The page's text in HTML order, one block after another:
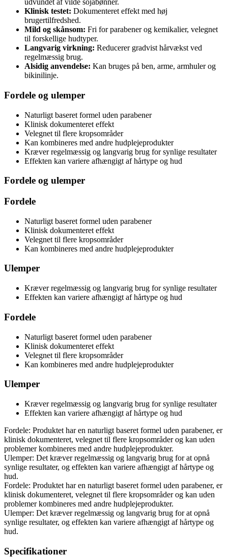
udvundet af vilde sojabønner.
Klinisk testet: Dokumenteret effekt med høj
brugertilfredshed.
Mild og skånsom: Fri for parabener og kemikalier, velegnet
til forskellige hudtyper.
Langvarig virkning: Reducerer gradvist hårvækst ved
regelmæssig brug.
Alsidig anvendelse: Kan bruges på ben, arme, armhuler og
bikinilinje.
Fordele og ulemper
Naturligt baseret formel uden parabener
Klinisk dokumenteret effekt
Velegnet til flere kropsområder
Kan kombineres med andre hudplejeprodukter
Kræver regelmæssig og langvarig brug for synlige resultater
Effekten kan variere afhængigt af hårtype og hud
Fordele og ulemper
Fordele
Naturligt baseret formel uden parabener
Klinisk dokumenteret effekt
Velegnet til flere kropsområder
Kan kombineres med andre hudplejeprodukter
Ulemper
Kræver regelmæssig og langvarig brug for synlige resultater
Effekten kan variere afhængigt af hårtype og hud
Fordele
Naturligt baseret formel uden parabener
Klinisk dokumenteret effekt
Velegnet til flere kropsområder
Kan kombineres med andre hudplejeprodukter
Ulemper
Kræver regelmæssig og langvarig brug for synlige resultater
Effekten kan variere afhængigt af hårtype og hud
Fordele: Produktet har en naturligt baseret formel uden parabener, er
klinisk dokumenteret, velegnet til flere kropsområder og kan uden
problemer kombineres med andre hudplejeprodukter.
Ulemper: Det kræver regelmæssig og langvarig brug for at opnå
synlige resultater, og effekten kan variere afhængigt af hårtype og
hud.
Fordele: Produktet har en naturligt baseret formel uden parabener, er
klinisk dokumenteret, velegnet til flere kropsområder og kan uden
problemer kombineres med andre hudplejeprodukter.
Ulemper: Det kræver regelmæssig og langvarig brug for at opnå
synlige resultater, og effekten kan variere afhængigt af hårtype og
hud.
Specifikationer